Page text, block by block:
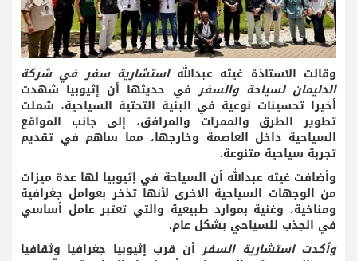
وقالت الاستاذة غيثه عبداللهاستشارية سفر في شركة
الدليمان لسياحة والسفرفي حديثها أن إثيوبيا شهدت
أخيرا تحسينات نوعية في البنية التحتية السياحية، شملت
تطوير الطرق والممرات والمرافق، إلى جانب المواقع
السياحية داخل العاصمة وخارجها، مما ساهم في تقديم
تجربة سياحية متنوعة.
وأضافت غيثه عبدالله أن السياحة في إثيوبيا لها عدة ميزات
من الوجهات السياحية الاخرى لأنها تذخر بعوامل جغرافية
ومناخية، وغنية بموارد طبيعية والتي تعتبر عامل أساسي
في الجذب للسياحي بشكل عام.
وأكدت استشارية السفرأن قرب إثيوبيا جغرافيا وثقافيا